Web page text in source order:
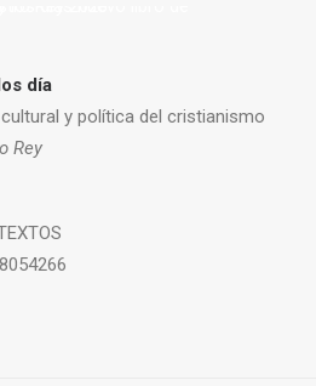
día
y política del cristianismo
Rey